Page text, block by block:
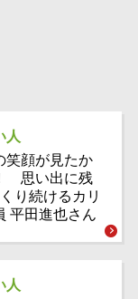
人
笑顔が見たか
思い出に残
り続けるカリ
平田進也さん
人